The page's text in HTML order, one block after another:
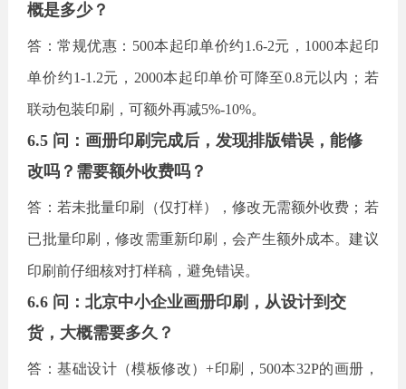
概是多少？
答：常规优惠： 500本起印单价约1.6-2元，1000本起印
单价约1-1.2元，2000本起印单价可降至0.8元以内；若
联动包装印刷，可额外再减5%-10%。
6.5 问：画册印刷完成后，发现排版错误，能修
改吗？需要额外收费吗？
答：若未批量印刷（仅打样），修改无需额外收费；若
已批量印刷，修改需重新印刷，会产生额外成本。建议
印刷前仔细核对打样稿，避免错误。
6.6 问：北京中小企业画册印刷，从设计到交
货，大概需要多久？
答：基础设计（模板修改）+印刷，500本32P的画册，